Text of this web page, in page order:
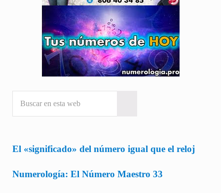
El «significado» del número igual que el reloj
Numerología: El Número Maestro 33